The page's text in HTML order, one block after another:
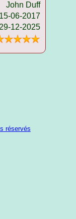
John Duff
15-06-2017
29-12-2025
réservés